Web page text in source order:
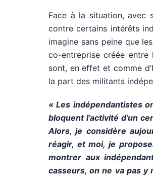
Face à la situation, avec
contre certains intérêts
imagine sans peine que
co-entreprise créée entre
sont, en effet et comme
la part des militants
« Les indépendantistes
bloquent l’activité d’un
Alors, je considère
réagir, et moi, je
montrer aux
casseurs, on ne va pas y